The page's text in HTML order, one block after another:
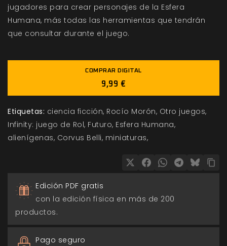
jugadores para crear personajes de la Esfera
Humana, más todas las herramientas que tendrán
que consultar durante el juego.
COMPRAR DIGITAL
9,99 €
Etiquetas: ciencia ficción Rocío Morón Otro juegos
Infinity: juego de Rol Futuro Esfera Humana
alienígenas Corvus Belli miniaturas
Edición PDF gratis
con la edición física en más de 200
productos.
Pago seguro